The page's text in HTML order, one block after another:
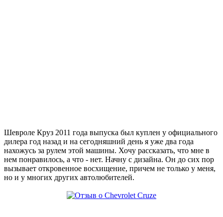
Шевроле Круз 2011 года выпуска был куплен у официального
дилера год назад и на сегодняшний день я уже два года
нахожусь за рулем этой машины. Хочу рассказать, что мне в
нем понравилось, а что - нет. Начну с дизайна. Он до сих пор
вызывает откровенное восхищение, причем не только у меня,
но и у многих других автолюбителей.